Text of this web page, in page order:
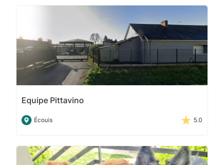
Equipe Pittavino
Écouis 5.0